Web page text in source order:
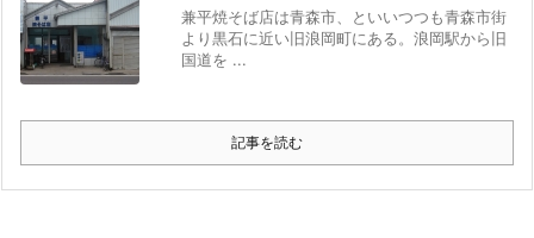
兼平焼そば店は青森市、といいつつも青森市街
より黒石に近い旧浪岡町にある。浪岡駅から旧
国道を ...
記事を読む